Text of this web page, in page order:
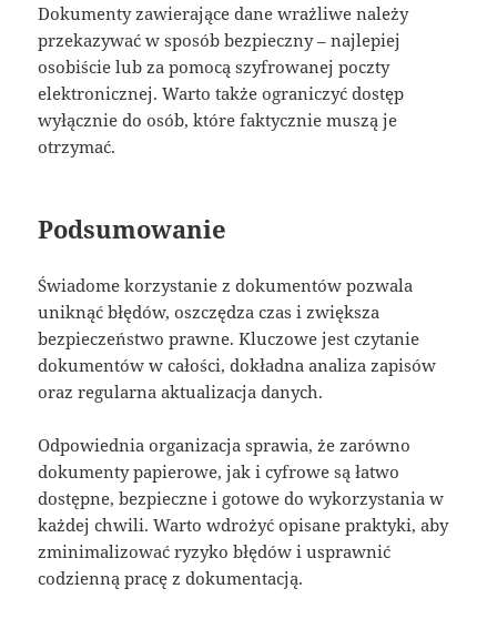
Dokumenty zawierające dane wrażliwe należy
przekazywać w sposób bezpieczny – najlepiej
osobiście lub za pomocą szyfrowanej poczty
elektronicznej. Warto także ograniczyć dostęp
wyłącznie do osób, które faktycznie muszą je
otrzymać.
Podsumowanie
Świadome korzystanie z dokumentów pozwala
uniknąć błędów, oszczędza czas i zwiększa
bezpieczeństwo prawne. Kluczowe jest czytanie
dokumentów w całości, dokładna analiza zapisów
oraz regularna aktualizacja danych.
Odpowiednia organizacja sprawia, że zarówno
dokumenty papierowe, jak i cyfrowe są łatwo
dostępne, bezpieczne i gotowe do wykorzystania w
każdej chwili. Warto wdrożyć opisane praktyki, aby
zminimalizować ryzyko błędów i usprawnić
codzienną pracę z dokumentacją.